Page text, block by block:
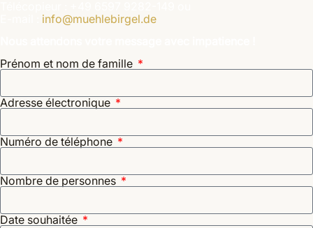
info@muehlebirgel.de
Prénom et nom de famille
Adresse électronique
Numéro de téléphone
Nombre de personnes
Date souhaitée